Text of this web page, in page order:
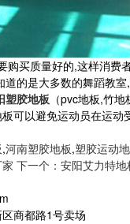
购买质量好的,这样消费
道的是大多数的舞蹈教
塑胶地板 （pvc地板,竹
可以避免运动员在运动
,河南塑胶地板,塑胶运动
下一个：安阳艾力特地
商都路1号卖场